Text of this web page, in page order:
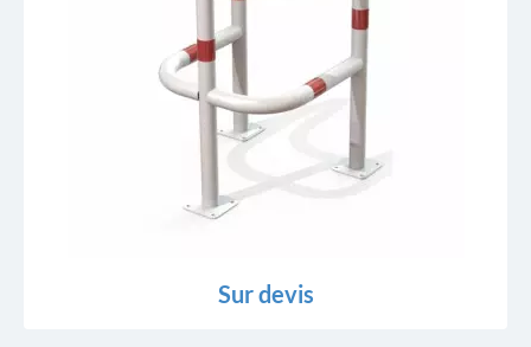
Sur devis